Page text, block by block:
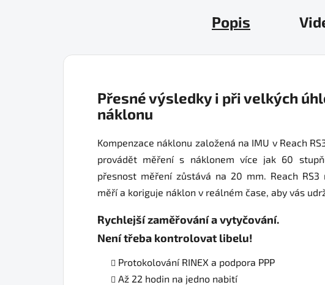
Popis
Přesné výsledky i při velkých
náklonu
Kompenzace náklonu založená na IMU v Reach
provádět měření s náklonem více jak 60
přesnost měření zůstává na 20 mm. Reach RS3
měří a koriguje náklon v reálném čase, aby vás
Rychlejší zaměřování a vytyčování.
Není třeba kontrolovat libelu!
Protokolování RINEX a podpora PPP
Až 22 hodin na jedno nabití